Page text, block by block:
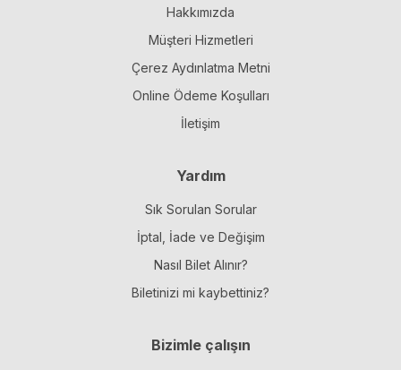
Hakkımızda
Müşteri Hizmetleri
Çerez Aydınlatma Metni
Online Ödeme Koşulları
İletişim
Yardım
Sık Sorulan Sorular
İptal, İade ve Değişim
Nasıl Bilet Alınır?
Biletinizi mi kaybettiniz?
Bizimle çalışın